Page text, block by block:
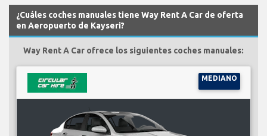
¿Cuáles coches manuales tiene Way Rent A Car de oferta
en Aeropuerto de Kayseri?
Way Rent A Car ofrece los siguientes coches manuales:
MEDIANO